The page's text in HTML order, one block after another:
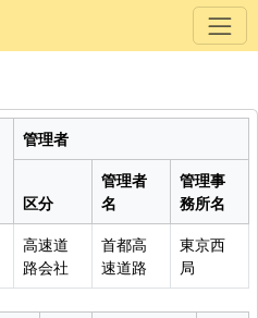
管理者
区分
管理者
名
管理事
務所名
高速道
路会社
首都高
速道路
東京西
局